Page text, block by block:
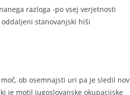
razloga -po vsej verjetnosti
stanovanjski hiši
ob osemnajsti uri pa je sledil nov
je motil jugoslovanske okupacijske